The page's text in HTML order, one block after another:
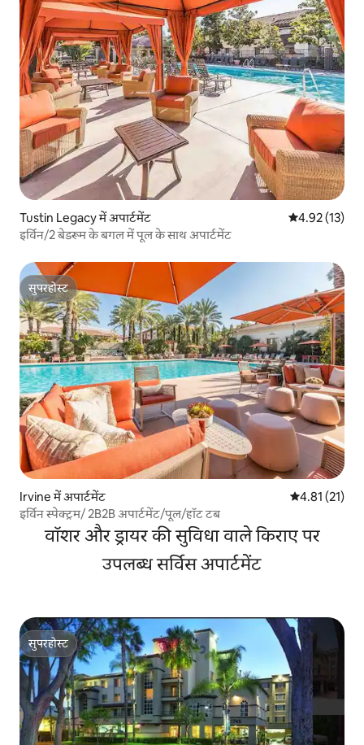
Tustin Legacy में अपार्टमेंट औसत रेटिंग 5 में
4.92 (13)
इर्विन/2 बेडरूम के बगल में पूल के साथ अपार्टमेंट
सुपरहोस्ट
सुपरहोस्ट
Irvine में अपार्टमेंट औसत रेटिंग 5 में
4.81 (21)
इर्विन स्पेक्ट्रम/ 2B2B अपार्टमेंट/पूल/हॉट टब
वॉशर और ड्रायर की सुविधा वाले किराए पर
उपलब्ध सर्विस अपार्टमेंट
सुपरहोस्ट
सुपरहोस्ट